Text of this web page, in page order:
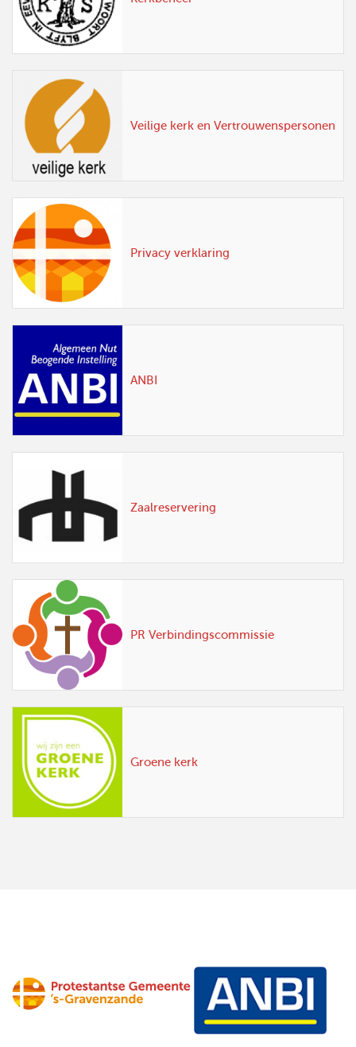
Veilige kerk en Vertrouwenspersonen
Privacy verklaring
ANBI
Zaalreservering
PR Verbindingscommissie
Groene kerk